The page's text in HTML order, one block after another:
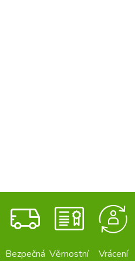
Bezpečná Věrnostní
Vrácení